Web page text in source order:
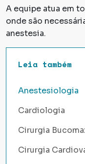
A equipe atua em
onde são
anestesia.
Leia também
Anestesiologia
Cardiologia
Cirurgia
Cirurgia